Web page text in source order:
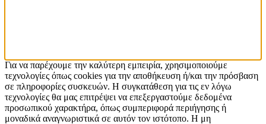
Για να παρέχουμε την καλύτερη εμπειρία, χρησιμοποιούμε
τεχνολογίες όπως cookies για την αποθήκευση ή/και την πρόσβαση
σε πληροφορίες συσκευών. Η συγκατάθεση για τις εν λόγω
τεχνολογίες θα μας επιτρέψει να επεξεργαστούμε δεδομένα
προσωπικού χαρακτήρα, όπως συμπεριφορά περιήγησης ή
μοναδικά αναγνωριστικά σε αυτόν τον ιστότοπο. Η μη